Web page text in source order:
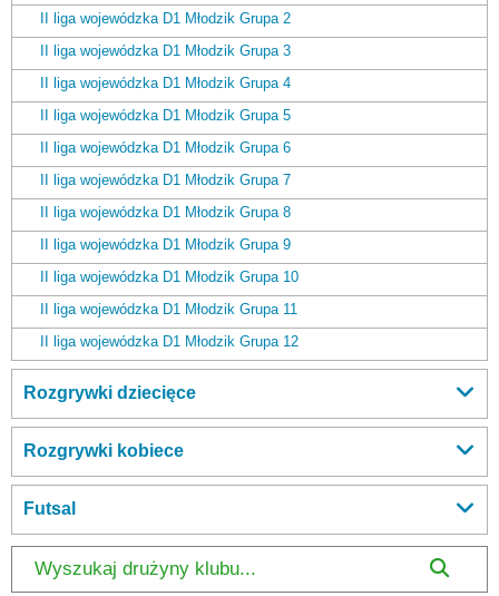
II liga wojewódzka D1 Młodzik Grupa 2
II liga wojewódzka D1 Młodzik Grupa 3
II liga wojewódzka D1 Młodzik Grupa 4
II liga wojewódzka D1 Młodzik Grupa 5
II liga wojewódzka D1 Młodzik Grupa 6
II liga wojewódzka D1 Młodzik Grupa 7
II liga wojewódzka D1 Młodzik Grupa 8
II liga wojewódzka D1 Młodzik Grupa 9
II liga wojewódzka D1 Młodzik Grupa 10
II liga wojewódzka D1 Młodzik Grupa 11
II liga wojewódzka D1 Młodzik Grupa 12
Rozgrywki dziecięce
Rozgrywki kobiece
Futsal